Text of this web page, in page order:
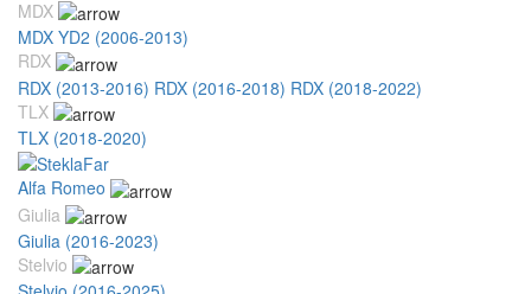
MDX
MDX YD2 (2006-2013)
RDX
RDX (2013-2016) RDX (2016-2018) RDX (2018-2022)
TLX
TLX (2018-2020)
Alfa Romeo
Giulia
Giulia (2016-2023)
Stelvio